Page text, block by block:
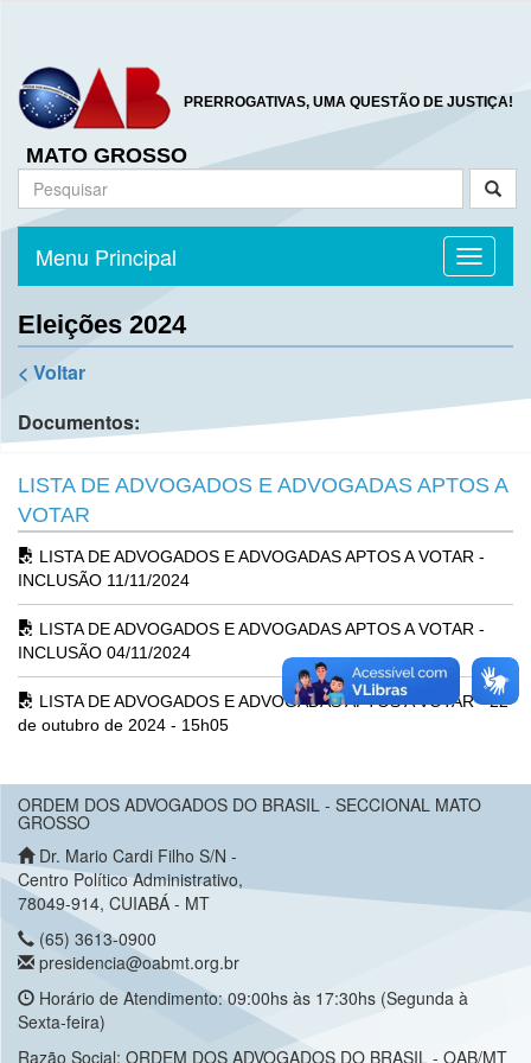
PRERROGATIVAS, UMA QUESTÃO DE JUSTIÇA!
MATO GROSSO
Toggle
Menu Principal
Eleições 2024
< Voltar
Documentos:
LISTA DE ADVOGADOS E ADVOGADAS APTOS A
VOTAR
LISTA DE ADVOGADOS E ADVOGADAS APTOS A VOTAR -
INCLUSÃO 11/11/2024
LISTA DE ADVOGADOS E ADVOGADAS APTOS A VOTAR -
INCLUSÃO 04/11/2024
LISTA DE ADVOGADOS E ADVOGADAS APTOS A VOTAR - 22
de outubro de 2024 - 15h05
ORDEM DOS ADVOGADOS DO BRASIL - SECCIONAL MATO
GROSSO
Dr. Mario Cardi Filho S/N -
Centro Político Administrativo,
78049-914, CUIABÁ - MT
(65) 3613-0900
presidencia@oabmt.org.br
Horário de Atendimento: 09:00hs às 17:30hs (Segunda à
Sexta-feira)
Razão Social: ORDEM DOS ADVOGADOS DO BRASIL - OAB/MT